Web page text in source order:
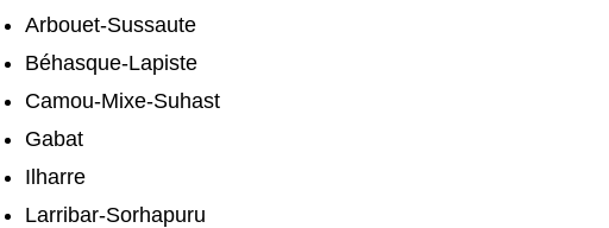
Arbouet-Sussaute
Béhasque-Lapiste
Camou-Mixe-Suhast
Gabat
Ilharre
Larribar-Sorhapuru